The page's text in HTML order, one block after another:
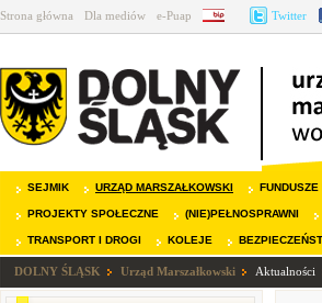
Strona główna Dla mediów e-Puap BIP Twitter
SEJMIK URZĄD MARSZAŁKOWSKI
PROJEKTY SPOŁECZNE (NIE)PEŁNOSPRAWNI
TRANSPORT I DROGI KOLEJE
DOLNY ŚLĄSK Urząd Marszałkowski Aktualności